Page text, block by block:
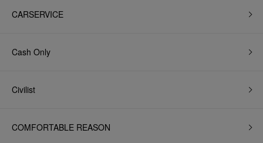
CARSERVICE
Cash Only
Civilist
COMFORTABLE REASON